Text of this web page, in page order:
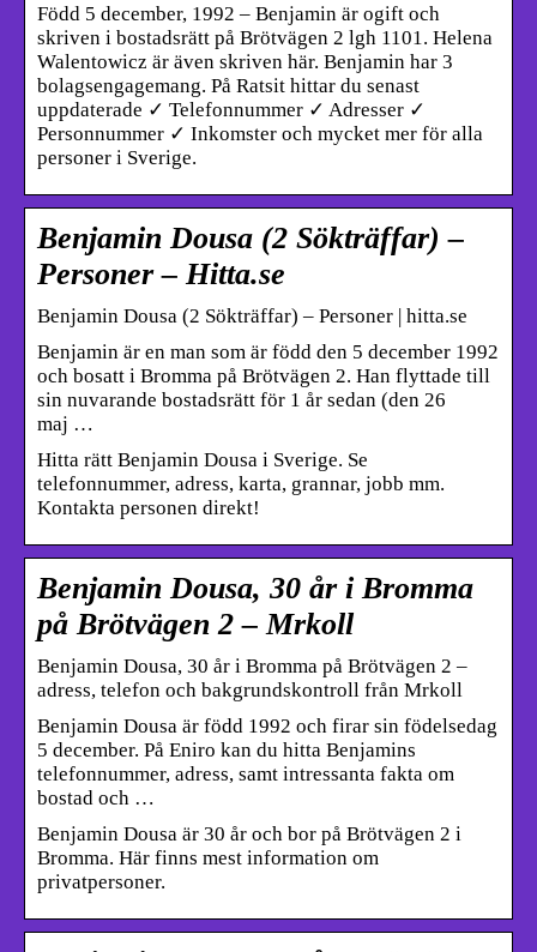
Född 5 december, 1992 – Benjamin är ogift och
skriven i bostadsrätt på Brötvägen 2 lgh 1101. Helena
Walentowicz är även skriven här. Benjamin har 3
bolagsengagemang. På Ratsit hittar du senast
uppdaterade ✓ Telefonnummer ✓ Adresser ✓
Personnummer ✓ Inkomster och mycket mer för alla
personer i Sverige.
Benjamin Dousa (2 Sökträffar) –
Personer – Hitta.se
Benjamin Dousa (2 Sökträffar) – Personer | hitta.se
Benjamin är en man som är född den 5 december 1992
och bosatt i Bromma på Brötvägen 2. Han flyttade till
sin nuvarande bostadsrätt för 1 år sedan (den 26
maj …
Hitta rätt Benjamin Dousa i Sverige. Se
telefonnummer, adress, karta, grannar, jobb mm.
Kontakta personen direkt!
Benjamin Dousa, 30 år i Bromma
på Brötvägen 2 – Mrkoll
Benjamin Dousa, 30 år i Bromma på Brötvägen 2 –
adress, telefon och bakgrundskontroll från Mrkoll
Benjamin Dousa är född 1992 och firar sin födelsedag
5 december. På Eniro kan du hitta Benjamins
telefonnummer, adress, samt intressanta fakta om
bostad och …
Benjamin Dousa är 30 år och bor på Brötvägen 2 i
Bromma. Här finns mest information om
privatpersoner.